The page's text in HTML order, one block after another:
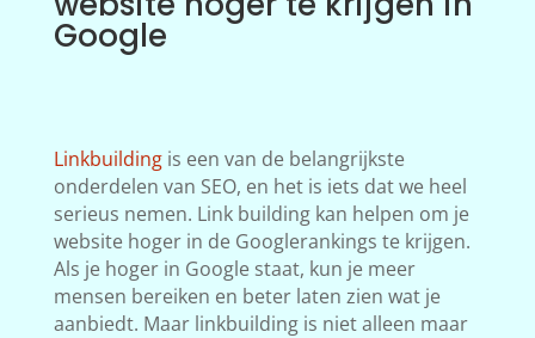
Google
Linkbuildingis een van de belangrijkste
onderdelen van SEO, en het is iets dat we heel
serieus nemen. Link building kan helpen om je
website hoger in de Googlerankings te krijgen.
Als je hoger in Google staat, kun je meer
mensen bereiken en beter laten zien wat je
aanbiedt. Maar linkbuilding is niet alleen maar